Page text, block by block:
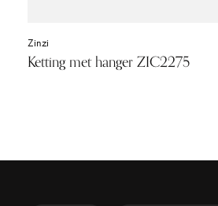
Zinzi
Ketting met hanger ZIC2275